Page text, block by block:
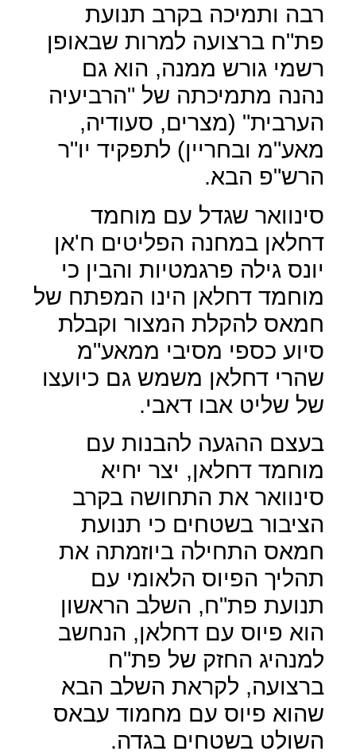
רבה ותמיכה בקרב תנועת
פת"ח ברצועה למרות שבאופן
רשמי גורש ממנה, הוא גם
נהנה מתמיכתה של "הרביעיה
הערבית" (מצרים, סעודיה,
מאע"מ ובחריין) לתפקיד יו"ר
הרש"פ הבא.
סינוואר שגדל עם מוחמד
דחלאן במחנה הפליטים ח'אן
יונס גילה פרגמטיות והבין כי
מוחמד דחלאן הינו המפתח של
חמאס להקלת המצור וקבלת
סיוע כספי מסיבי ממאע"מ
שהרי דחלאן משמש גם כיועצו
של שליט אבו דאבי.
בעצם ההגעה להבנות עם
מוחמד דחלאן, יצר יחיא
סינוואר את התחושה בקרב
הציבור בשטחים כי תנועת
חמאס התחילה ביוזמתה את
תהליך הפיוס הלאומי עם
תנועת פת"ח, השלב הראשון
הוא פיוס עם דחלאן, הנחשב
למנהיג החזק של פת"ח
ברצועה, לקראת השלב הבא
שהוא פיוס עם מחמוד עבאס
השולט בשטחים בגדה.